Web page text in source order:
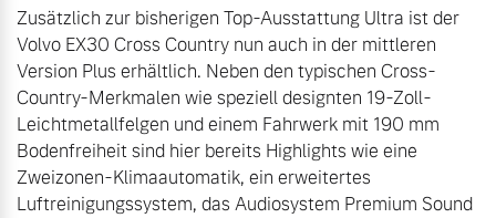
Zusätzlich zur bisherigen Top-Ausstattung Ultra ist der
Volvo EX30 Cross Country nun auch in der mittleren
Version Plus erhältlich. Neben den typischen Cross-
Country-Merkmalen wie speziell designten 19-Zoll-
Leichtmetallfelgen und einem Fahrwerk mit 190 mm
Bodenfreiheit sind hier bereits Highlights wie eine
Zweizonen-Klimaautomatik, ein erweitertes
Luftreinigungssystem, das Audiosystem Premium Sound